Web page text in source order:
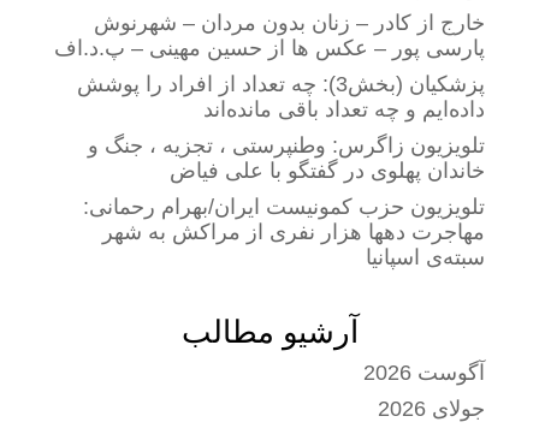
خارج از کادر – زنان بدون مردان – شهرنوش
پارسی پور – عکس ها از حسین مهینی – پ.د.اف
پزشکیان (بخش3): چه تعداد از افراد را پوشش
داده‌ایم و چه تعداد باقی مانده‌اند
تلویزیون زاگرس: وطنپرستی ، تجزیه ، جنگ و
خاندان پهلوی در گفتگو با علی فیاض
تلویزیون حزب کمونیست ایران/بهرام رحمانی:
مهاجرت دهها هزار نفری از مراکش به شهر
سبته‌ی اسپانیا
آرشیو مطالب
آگوست 2026
جولای 2026